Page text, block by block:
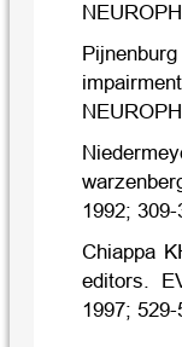
1992; 309-
Chiappa
editors.
1997; 529-